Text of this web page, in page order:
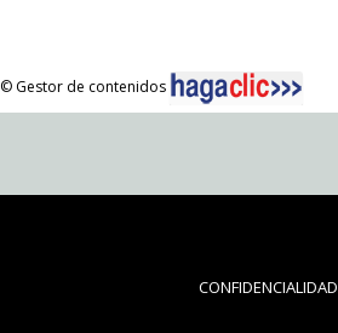
© Gestor de contenidos
CONFIDENCIALIDAD